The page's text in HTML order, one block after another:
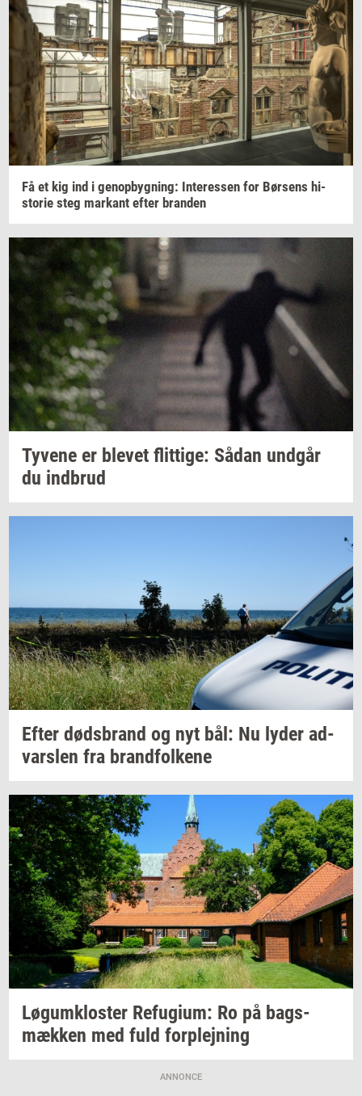
Få et kig ind i genop­byg­ning: In­ter­es­sen for Bør­sens hi­
sto­rie steg mar­kant efter bran­den
Ty­ve­ne er ble­vet flit­ti­ge: Sådan und­går
du ind­brud
Efter døds­brand og nyt bål: Nu lyder ad­
vars­len fra brand­fol­ke­ne
Løgum­klo­ster Re­fu­gi­um: Ro på bags­
mæk­ken med fuld for­plej­ning
ANNONCE